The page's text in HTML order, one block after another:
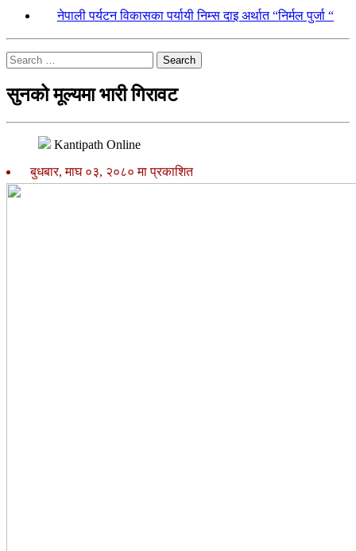
नेपाली पर्यटन विकासका पर्यायी निम्स दाइ अर्थात “निर्मल पुर्जा “
Search
सुनको मूल्यमा भारी गिरावट
Kantipath Online
बुधबार, माघ ०३, २०८० मा प्रकाशित